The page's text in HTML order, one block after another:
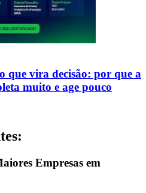
que vira decisão: por que a
muito e age pouco
Empresas em